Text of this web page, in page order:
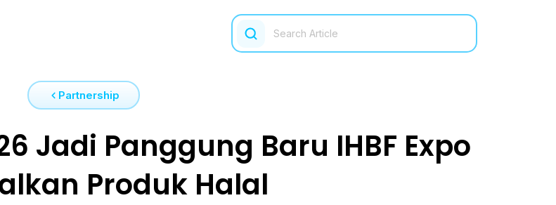
Partnership
Jadi Panggung Baru IHBF Expo
Produk Halal